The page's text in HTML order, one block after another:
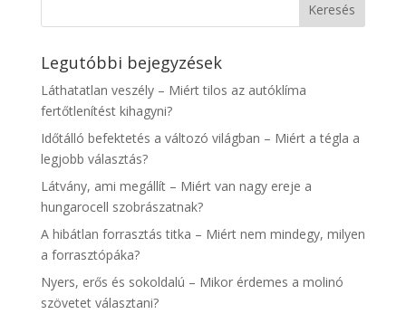
Legutóbbi bejegyzések
Láthatatlan veszély – Miért tilos az autóklíma
fertőtlenítést kihagyni?
Időtálló befektetés a változó világban – Miért a tégla a
legjobb választás?
Látvány, ami megállít – Miért van nagy ereje a
hungarocell szobrászatnak?
A hibátlan forrasztás titka – Miért nem mindegy, milyen
a forrasztópáka?
Nyers, erős és sokoldalú – Mikor érdemes a molinó
szövetet választani?